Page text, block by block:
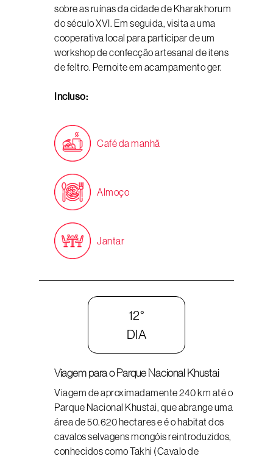
sobre as ruínas da cidade de Kharakhorum
do século XVI. Em seguida, visita a uma
cooperativa local para participar de um
workshop de confecção artesanal de itens
de feltro. Pernoite em acampamento ger.
Incluso:
Café da manhã
Almoço
Jantar
12°
DIA
Viagem para o Parque Nacional Khustai
Viagem de aproximadamente 240 km até o
Parque Nacional Khustai, que abrange uma
área de 50.620 hectares e é o habitat dos
cavalos selvagens mongóis reintroduzidos,
conhecidos como Takhi (Cavalo de